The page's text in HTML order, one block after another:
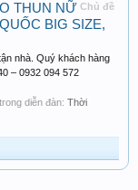
Chủ đề
THUN NỮ
BIG SIZE,
nhà. Quý khách hàng
– 0932 094 572
diễn đàn: Thời